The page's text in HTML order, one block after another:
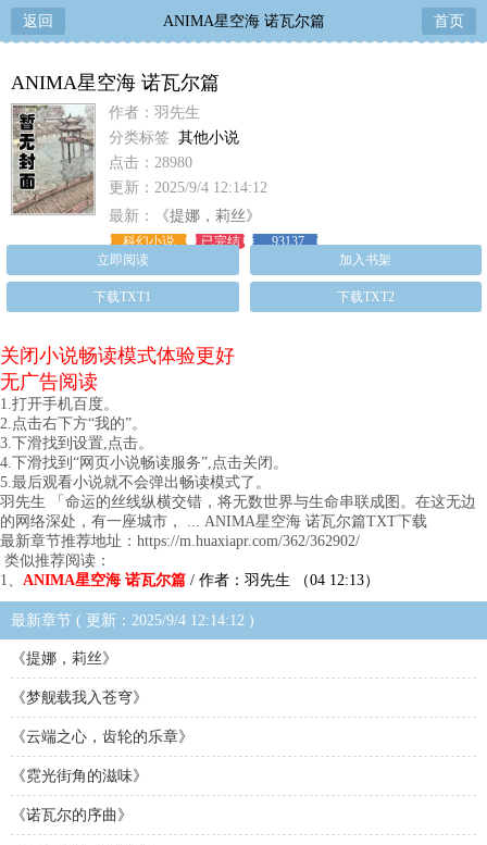
返回 ANIMA星空海 诺瓦尔篇 首页
ANIMA星空海 诺瓦尔篇
作者：羽先生
分类标签 其他小说
点击：28980
更新：2025/9/4 12:14:12
最新：
《提娜，莉丝》
科幻小说 已完结
93137
立即阅读
加入书架
下载TXT1 下载TXT2
关闭小说畅读模式体验更好
无广告阅读
1.打开手机百度。
2.点击右下方“我的”。
3.下滑找到设置,点击。
4.下滑找到“网页小说畅读服务”,点击关闭。
5.最后观看小说就不会弹出畅读模式了。
羽先生 「命运的丝线纵横交错，将无数世界与生命串联成图。在这无边
的网络深处，有一座城市， ... ANIMA星空海 诺瓦尔篇TXT下载
最新章节推荐地址：https://m.huaxiapr.com/362/362902/
类似推荐阅读：
1、 ANIMA星空海 诺瓦尔篇 / 作者：羽先生 （04 12:13）
最新章节 ( 更新：2025/9/4 12:14:12 )
《提娜，莉丝》
《梦舰载我入苍穹》
《云端之心，齿轮的乐章》
《霓光街角的滋味》
《诺瓦尔的序曲》